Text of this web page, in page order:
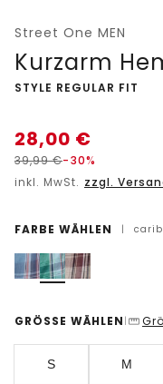
Street One MEN
Kurzarm
-
STYLE REGULAR FIT
28,00 €
39,99€-30%
inkl. MwSt. zzgl.
FARBE WÄHLEN |
GRÖSSE WÄHLEN |
S M